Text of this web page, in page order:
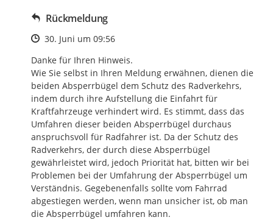
Rückmeldung
Zeitpunkt des Erstellens
30. Juni um 09:56
Danke für Ihren Hinweis.
Wie Sie selbst in Ihren Meldung erwähnen, dienen die
beiden Absperrbügel dem Schutz des Radverkehrs,
indem durch ihre Aufstellung die Einfahrt für
Kraftfahrzeuge verhindert wird. Es stimmt, dass das
Umfahren dieser beiden Absperrbügel durchaus
anspruchsvoll für Radfahrer ist. Da der Schutz des
Radverkehrs, der durch diese Absperrbügel
gewährleistet wird, jedoch Priorität hat, bitten wir bei
Problemen bei der Umfahrung der Absperrbügel um
Verständnis. Gegebenenfalls sollte vom Fahrrad
abgestiegen werden, wenn man unsicher ist, ob man
die Absperrbügel umfahren kann.